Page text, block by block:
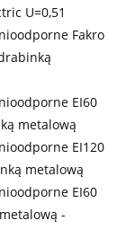
U=0,51
Fakro
EI60
metalową
EI120
metalową
EI60
-